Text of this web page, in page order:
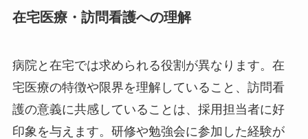
在宅医療・訪問看護への理解
病院と在宅では求められる役割が異なります。在
宅医療の特徴や限界を理解していること、訪問看
護の意義に共感していることは、採用担当者に好
印象を与えます。研修や勉強会に参加した経験が